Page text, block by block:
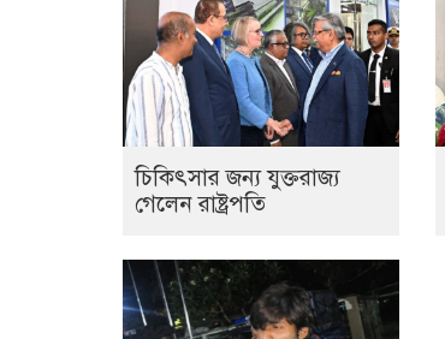
চিকিৎসার জন্য যুক্তরাজ্য
গেলেন রাষ্ট্রপতি